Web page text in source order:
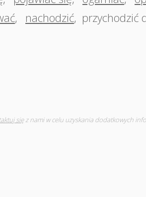
, nachodzić, przychodzić
sięz nami w celu uzyskania dodatkowych